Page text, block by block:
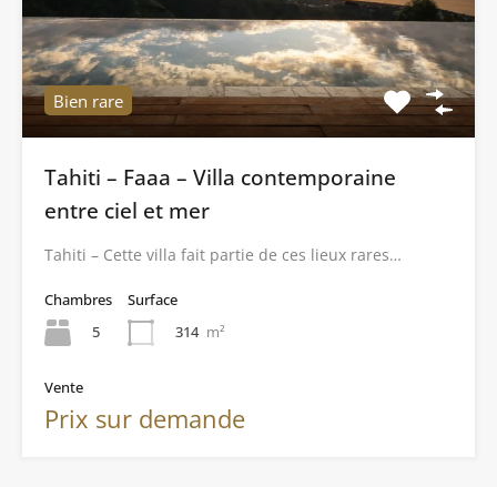
Bien rare
Tahiti – Faaa – Villa contemporaine
entre ciel et mer
Tahiti – Cette villa fait partie de ces lieux rares…
Chambres
5
Surface
314 m²
Vente
Prix sur demande